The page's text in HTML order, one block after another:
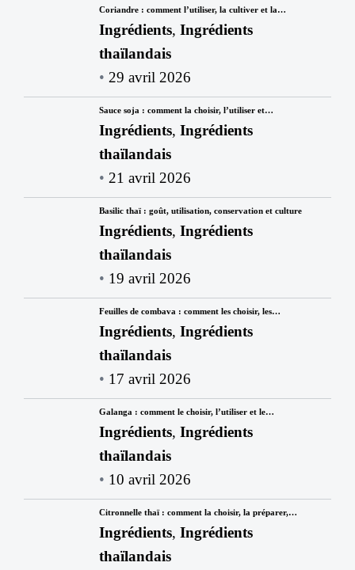
Coriandre : comment l’utiliser, la cultiver et la…
Ingrédients, Ingrédients
thaïlandais
29 avril 2026
Sauce soja : comment la choisir, l’utiliser et…
Ingrédients, Ingrédients
thaïlandais
21 avril 2026
Basilic thaï : goût, utilisation, conservation et culture
Ingrédients, Ingrédients
thaïlandais
19 avril 2026
Feuilles de combava : comment les choisir, les…
Ingrédients, Ingrédients
thaïlandais
17 avril 2026
Galanga : comment le choisir, l’utiliser et le…
Ingrédients, Ingrédients
thaïlandais
10 avril 2026
Citronnelle thaï : comment la choisir, la préparer,…
Ingrédients, Ingrédients
thaïlandais